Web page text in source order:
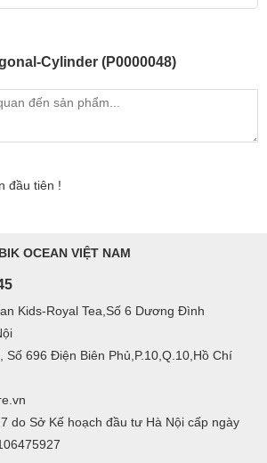
Cylinder (P0000048)
đầu tiên !
OCEAN VIỆT NAM
Kids-Royal Tea,Số 6 Dương Đình
Số 696 Điện Biên Phủ,P.10,Q.10,Hồ Chí
do Sở Kế hoạch đầu tư Hà Nội cấp ngày